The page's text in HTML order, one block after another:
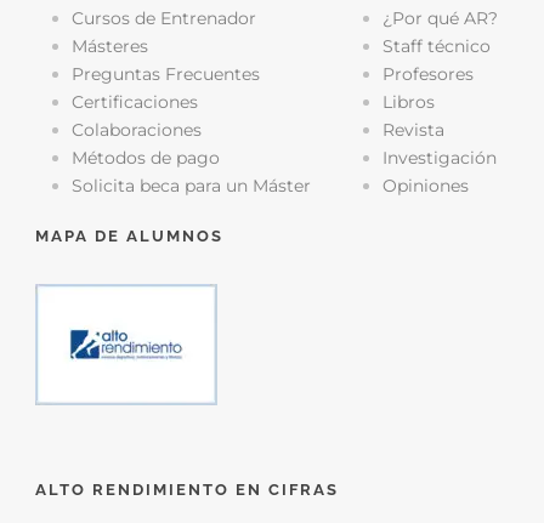
Cursos de Entrenador
Másteres
Preguntas Frecuentes
Certificaciones
Colaboraciones
Métodos de pago
Solicita beca para un Máster
¿Por qué AR?
Staff técnico
Profesores
Libros
Revista
Investigación
Opiniones
MAPA DE ALUMNOS
ALTO RENDIMIENTO EN CIFRAS